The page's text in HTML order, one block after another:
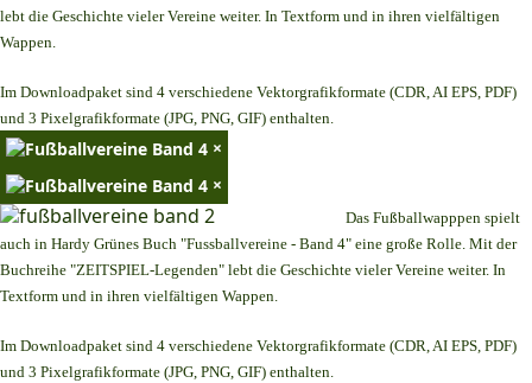
lebt die Geschichte vieler Vereine weiter. In Textform und in ihren vielfältigen
Wappen.
Im Downloadpaket sind 4 verschiedene Vektorgrafikformate (CDR, AI EPS, PDF)
und 3 Pixelgrafikformate (JPG, PNG, GIF) enthalten.
×
×
Das Fußballwapppen spielt
auch in Hardy Grünes Buch "Fussballvereine - Band 4" eine große Rolle. Mit der
Buchreihe "ZEITSPIEL-Legenden" lebt die Geschichte vieler Vereine weiter. In
Textform und in ihren vielfältigen Wappen.
Im Downloadpaket sind 4 verschiedene Vektorgrafikformate (CDR, AI EPS, PDF)
und 3 Pixelgrafikformate (JPG, PNG, GIF) enthalten.